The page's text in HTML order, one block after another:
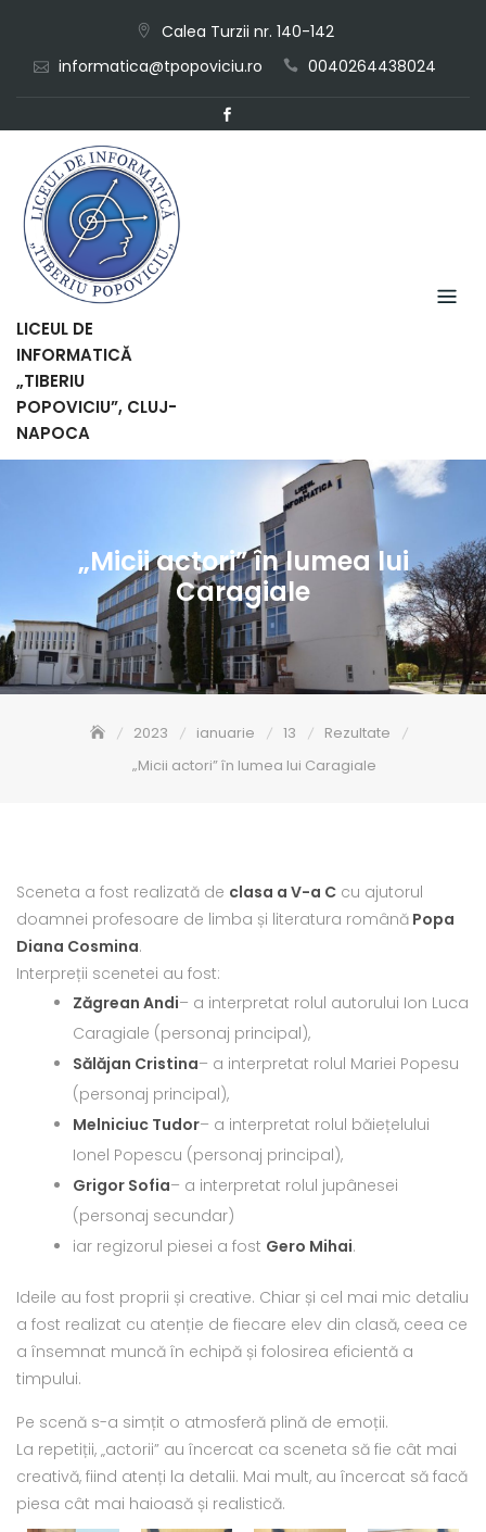
content
Calea Turzii nr. 140-142
informatica@tpopoviciu.ro
0040264438024
LICEUL DE
INFORMATICĂ
„TIBERIU
POPOVICIU”, CLUJ-
NAPOCA
„Micii actori” în lumea lui
Caragiale
2023 ianuarie 13
Rezultate
„Micii actori” în lumea lui Caragiale
Sceneta a fost realizată de clasa a V-a C cu ajutorul
doamnei profesoare de limba și literatura română Popa
Diana Cosmina.
Interpreții scenetei au fost:
Zăgrean Andi– a interpretat rolul autorului Ion Luca
Caragiale (personaj principal),
Sălăjan Cristina– a interpretat rolul Mariei Popesu
(personaj principal),
Melniciuc Tudor– a interpretat rolul băiețelului
Ionel Popescu (personaj principal),
Grigor Sofia– a interpretat rolul jupânesei
(personaj secundar)
iar regizorul piesei a fost Gero Mihai.
Ideile au fost proprii și creative. Chiar și cel mai mic detaliu
a fost realizat cu atenție de fiecare elev din clasă, ceea ce
a însemnat muncă în echipă și folosirea eficientă a
timpului.
Pe scenă s-a simțit o atmosferă plină de emoții.
La repetiții, „actorii” au încercat ca sceneta să fie cât mai
creativă, fiind atenți la detalii. Mai mult, au încercat să facă
piesa cât mai haioasă și realistică.